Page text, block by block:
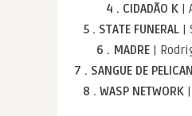
4 . CIDADÃO K |
5 . STATE FUNERAL |
6 . MADRE |
7 . SANGUE DE
8 . WASP NETWORK